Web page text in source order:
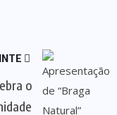
o